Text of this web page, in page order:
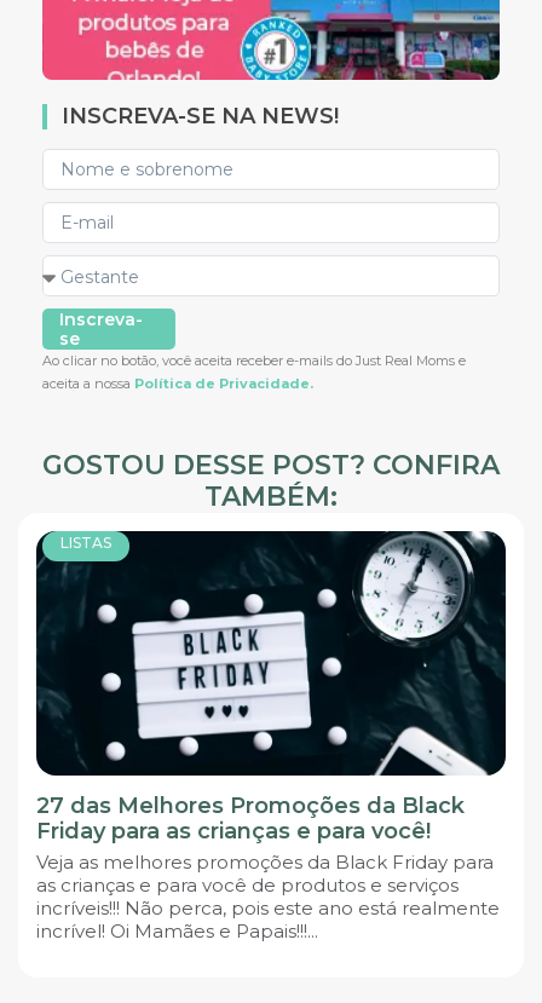
INSCREVA-SE NA NEWS!
Inscreva-
se
Ao clicar no botão, você aceita receber e-mails do Just Real Moms e
aceita a nossa Política de Privacidade.
GOSTOU DESSE POST? CONFIRA
TAMBÉM:
LISTAS
27 das Melhores Promoções da Black
Friday para as crianças e para você!
Veja as melhores promoções da Black Friday para
as crianças e para você de produtos e serviços
incríveis!!! Não perca, pois este ano está realmente
incrível! Oi Mamães e Papais!!!...